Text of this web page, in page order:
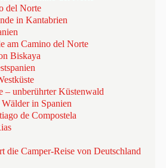
del Norte
in Kantabrien
am Camino del Norte
Biskaya
– unberührter Küstenwald
in Spanien
de Compostela
die Camper-Reise von Deutschland